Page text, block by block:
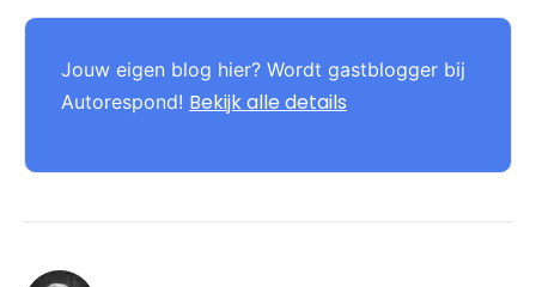
Jouw eigen blog hier? Wordt gastblogger bij
Autorespond! Bekijk alle details